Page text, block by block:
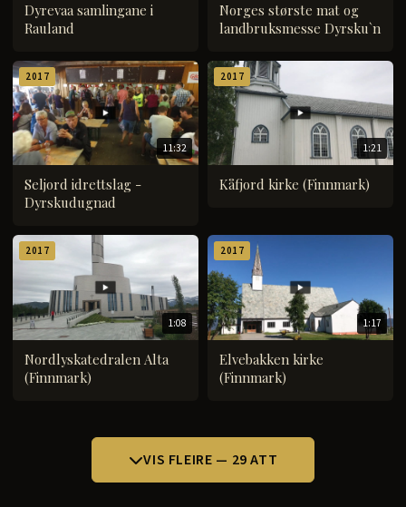
Dyrevaa samlingane i
Rauland
Norges største mat og
landbruksmesse Dyrsku`n
2017
11:32
Seljord idrettslag -
Dyrskudugnad
2017
1:21
Kåfjord kirke (Finnmark)
2017
1:08
Nordlyskatedralen Alta
(Finnmark)
2017
1:17
Elvebakken kirke
(Finnmark)
VIS FLEIRE — 29 ATT